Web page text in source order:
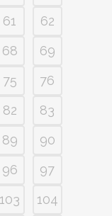
61
62
68
69
75
76
82
83
89
90
96
97
103
104